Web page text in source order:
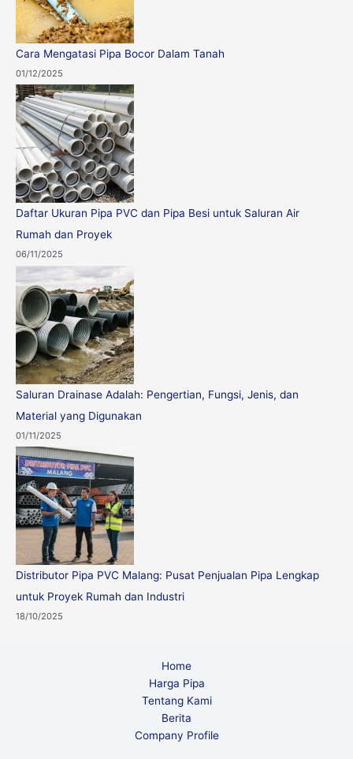
Cara Mengatasi Pipa Bocor Dalam Tanah
01/12/2025
Daftar Ukuran Pipa PVC dan Pipa Besi untuk Saluran Air
Rumah dan Proyek
06/11/2025
Saluran Drainase Adalah: Pengertian, Fungsi, Jenis, dan
Material yang Digunakan
01/11/2025
Distributor Pipa PVC Malang: Pusat Penjualan Pipa Lengkap
untuk Proyek Rumah dan Industri
18/10/2025
Home
Harga Pipa
Tentang Kami
Berita
Company Profile